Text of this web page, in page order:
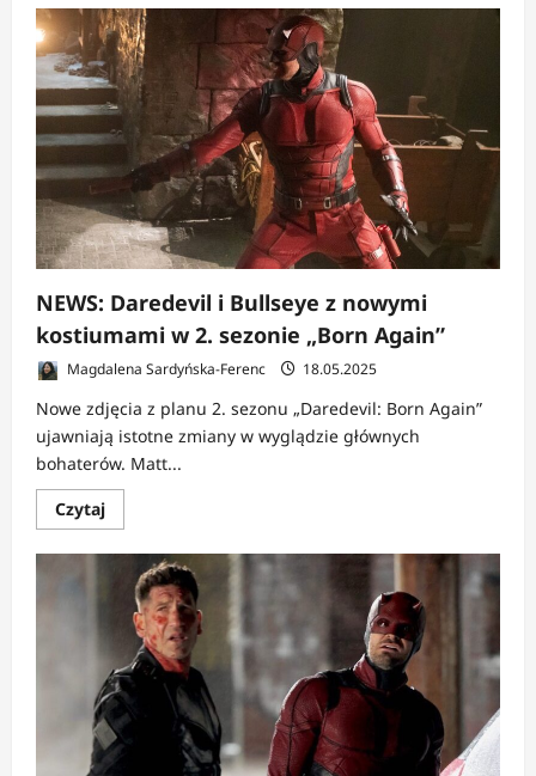
o
NEWS:
Daredevil:
Born
Again
sezon
2
–
Matt
i
Karen
znowu
razem,
odważne
zmiany
w
Kitchen
NEWS: Daredevil i Bullseye z nowymi
kostiumami w 2. sezonie „Born Again”
Magdalena Sardyńska-Ferenc 18.05.2025
Nowe zdjęcia z planu 2. sezonu „Daredevil: Born Again”
ujawniają istotne zmiany w wyglądzie głównych
bohaterów. Matt...
CzytajDowiedz
się
o
NEWS:
Daredevil
Bullseye
z
nowymi
kostiumami
w
2.
sezonie
„Born
Again”